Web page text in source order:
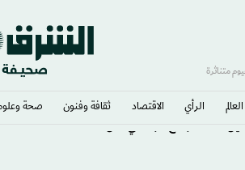
متناثرة
العالم الرأي الاقتصاد ثقافة وفنون صحة